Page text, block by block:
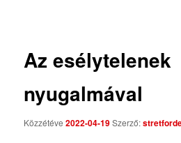
Az esélytelenek
nyugalmával
Közzétéve2022-04-19Szerző: